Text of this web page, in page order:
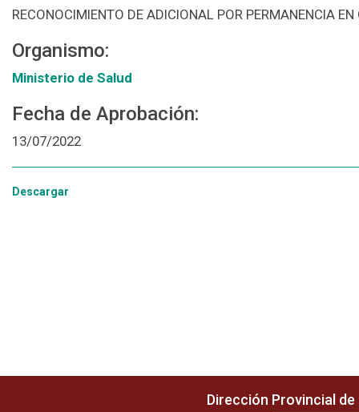
RECONOCIMIENTO DE ADICIONAL POR PERMANENCIA EN
Organismo:
Ministerio de Salud
Fecha de Aprobación:
13/07/2022
Descargar
Dirección Provincial